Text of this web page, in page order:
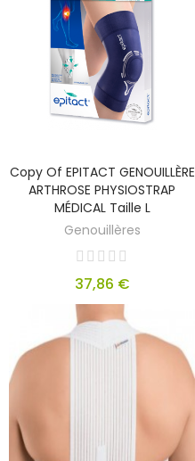
Copy Of EPITACT GENOUILLÈRE
ARTHROSE PHYSIOSTRAP
MÉDICAL Taille L
Genouillères
37,86 €